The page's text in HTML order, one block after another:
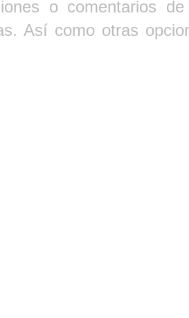
o comentarios
Así como otras